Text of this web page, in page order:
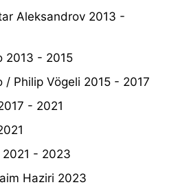
Aleksandrov 2013 -
2013 - 2015
/ Philip Vögeli 2015 - 2017
- 2021
2021 - 2023
Haziri 2023